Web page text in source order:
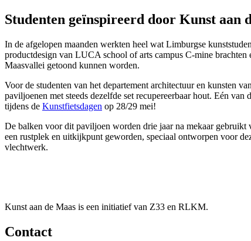
Studenten geïnspireerd door Kunst aan
In de afgelopen maanden werkten heel wat Limburgse
productdesign van LUCA school of arts campus C-mine
Maasvallei getoond kunnen worden.
Voor de studenten van het departement architectuur en kunsten
paviljoenen met steeds dezelfde set recupereerbaar hout. Eén van
tijdens de Kunstfietsdagen op 28/29 mei!
De balken voor dit paviljoen worden drie jaar na mekaar gebruikt
een rustplek en uitkijkpunt geworden, speciaal ontworpen voor
vlechtwerk.
Kunst aan de Maas is een initiatief van Z33 en RLKM.
Contact